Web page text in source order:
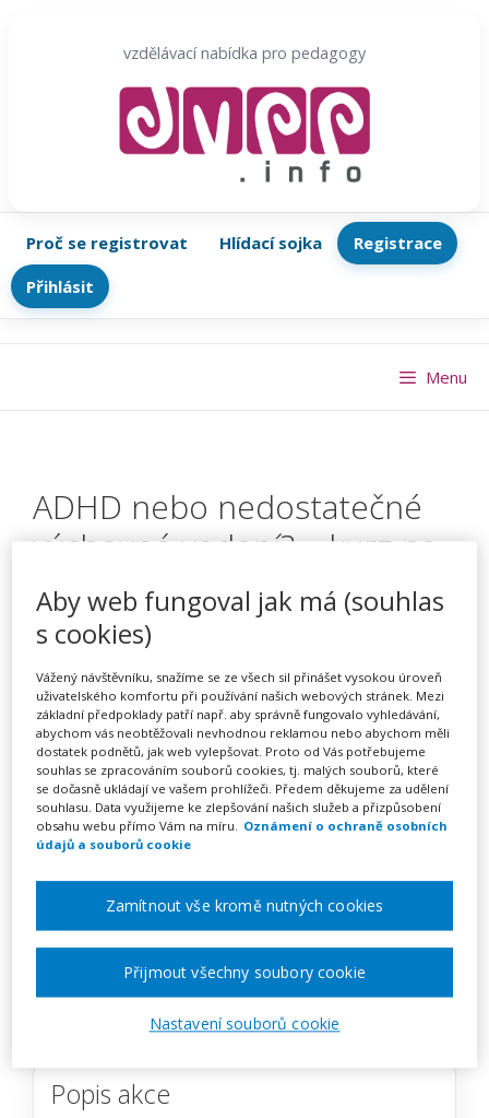
vzdělávací nabídka pro pedagogy
Proč se registrovat Hlídací sojka
Registrace
Přihlásit
ADHD nebo nedostatečné
výchovné vedení? – kurz na
klíč
PořádáINFRA, s.r.o.
TERMÍN
na klíč
MÍSTO
Celá ČR
16900 Kč
Zobrazit akci na webu pořadatele
Popis akce
Menu
Aby web fungoval jak má (souhlas
s cookies)
Vážený návštěvníku, snažíme se ze všech sil přinášet vysokou úroveň
uživatelského komfortu při používání našich webových stránek. Mezi
základní předpoklady patří např. aby správně fungovalo vyhledávání,
abychom vás neobtěžovali nevhodnou reklamou nebo abychom měli
dostatek podnětů, jak web vylepšovat. Proto od Vás potřebujeme
souhlas se zpracováním souborů cookies, tj. malých souborů, které
se dočasně ukládají ve vašem prohlížeči. Předem děkujeme za udělení
souhlasu. Data využijeme ke zlepšování našich služeb a přizpůsobení
obsahu webu přímo Vám na míru. Oznámení o ochraně osobních
údajů a souborů cookie
Nastavení souborů cookie
Zamítnout vše kromě nutných cookies
Přijmout všechny soubory cookie